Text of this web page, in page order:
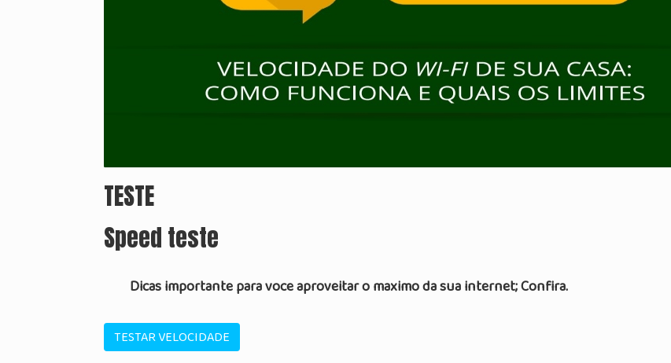
TESTE
Speed teste
Dicas importante para voce aproveitar o maximo da sua internet; Confira.
TESTAR VELOCIDADE